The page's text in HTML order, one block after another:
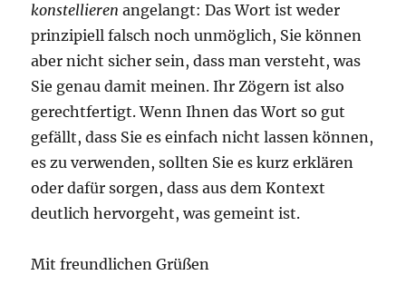
konstellierenangelangt: Das Wort ist weder
prinzipiell falsch noch unmöglich, Sie können
aber nicht sicher sein, dass man versteht, was
Sie genau damit meinen. Ihr Zögern ist also
gerechtfertigt. Wenn Ihnen das Wort so gut
gefällt, dass Sie es einfach nicht lassen können,
es zu verwenden, sollten Sie es kurz erklären
oder dafür sorgen, dass aus dem Kontext
deutlich hervorgeht, was gemeint ist.
Mit freundlichen Grüßen